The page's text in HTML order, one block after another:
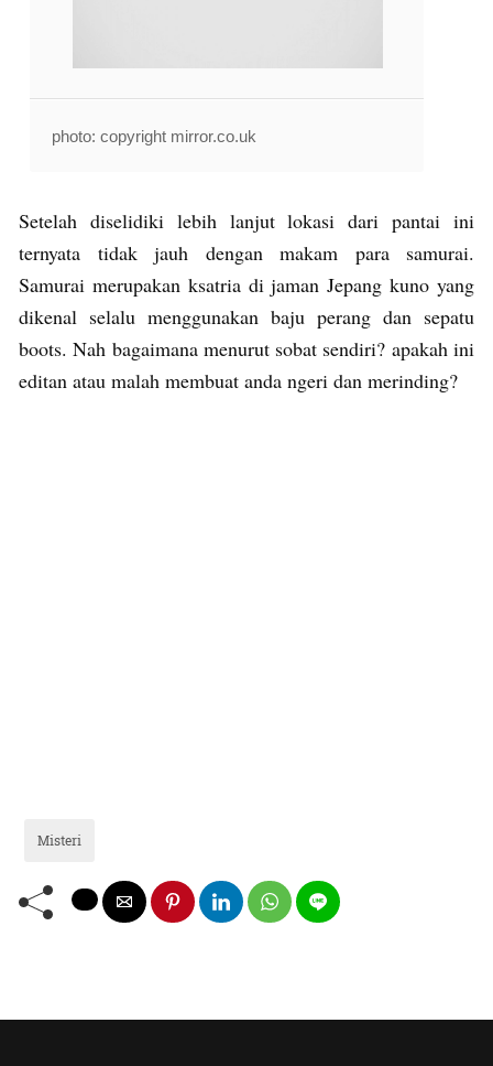
photo: copyright mirror.co.uk
Setelah diselidiki lebih lanjut lokasi dari pantai ini
ternyata tidak jauh dengan makam para samurai.
Samurai merupakan ksatria di jaman Jepang kuno yang
dikenal selalu menggunakan baju perang dan sepatu
boots. Nah bagaimana menurut sobat sendiri? apakah ini
editan atau malah membuat anda ngeri dan merinding?
Misteri